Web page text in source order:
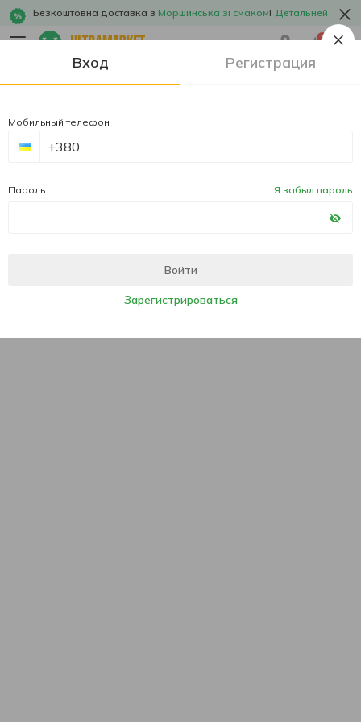
Безкоштовна доставка з Моршинська зі смаком! Детальней
1
Вход Регистрация
Мобильный телефон
Пароль Я забыл пароль
Войти
Зарегистрироваться